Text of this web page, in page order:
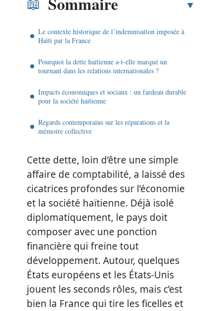
Le contexte historique de l’indemnisation imposée à
Haïti par la France
Pourquoi la dette haïtienne a-t-elle marqué un
tournant dans les relations internationales ?
Impacts économiques et sociaux : un fardeau durable
pour la société haïtienne
Regards contemporains sur les réparations et la
mémoire collective
Cette dette, loin d’être une simple
affaire de comptabilité, a laissé des
cicatrices profondes sur l’économie
et la société haïtienne. Déjà isolé
diplomatiquement, le pays doit
composer avec une ponction
financière qui freine tout
développement. Autour, quelques
États européens et les États-Unis
jouent les seconds rôles, mais c’est
bien la France qui tire les ficelles et